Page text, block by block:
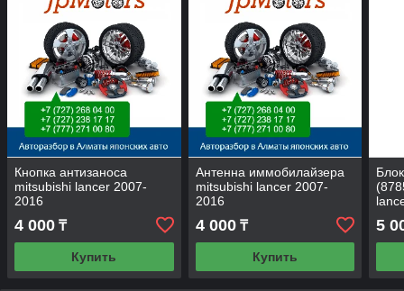
Кнопка антизаноса
mitsubishi lancer 2007-
2016
4 000 ₸
Купить
Антенна иммобилайзера
mitsubishi lancer 2007-
2016
4 000₸
Купить
5